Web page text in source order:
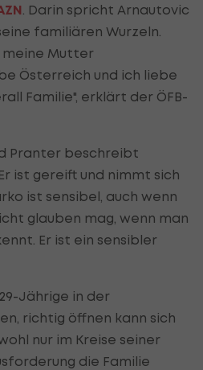
. Darin spricht Arnautovic
familiären Wurzeln.
meine Mutter
Österreich und ich liebe
Familie", erklärt der ÖFB-
Pranter beschreibt
ist gereift und nimmt sich
ist sensibel, auch wenn
glauben mag, wenn man
Er ist ein sensibler
Jährige in der
richtig öffnen kann sich
nur im Kreise seiner
die Familie